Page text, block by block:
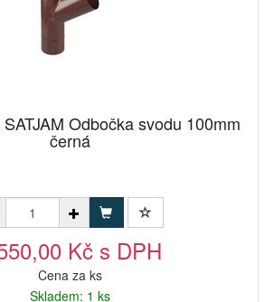
Odbočka svodu 100mm
černá
Kč s DPH
Cena za ks
Skladem: 1 ks